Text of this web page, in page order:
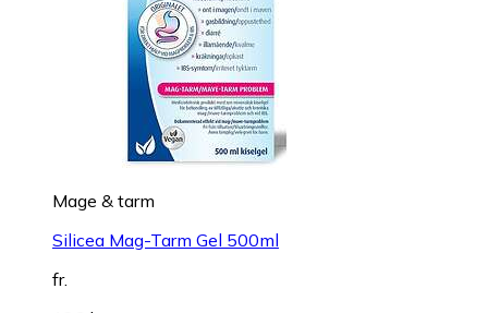
Mage & tarm
Silicea Mag-Tarm Gel 500ml
fr.